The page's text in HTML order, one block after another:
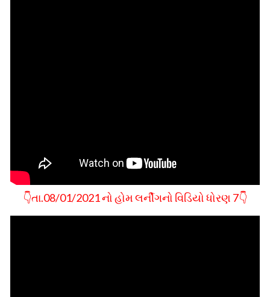
👇તા.08/01/2021 નો હોમ લર્નીગનો વિડિયો ધોરણ 7👇